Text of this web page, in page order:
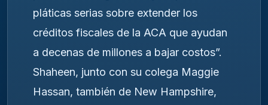
pláticas serias sobre extender los
créditos fiscales de la ACA que ayudan
a decenas de millones a bajar costos”.
Shaheen, junto con su colega Maggie
Hassan, también de New Hampshire,